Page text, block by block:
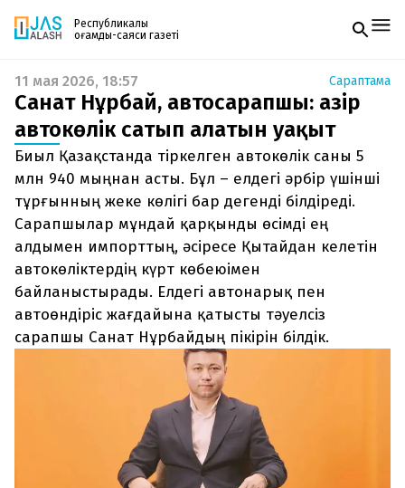
Республикалық
қоғамдық-саяси газеті
Жаңалықтар
Спорт
Live
Руханият
Аймақ
Архив
Заң және тәртіп
Редакциямен байланыс
+7 708 604 51 06
Жарнама бөлімі
+7 701 220 64 52
Пошта
zhasalash100@gmail.com
Газетке жазылу
PDF форматтағы газетті ай сайын электронды
поштаңызға алып отырыңыз. Жаңа нөмір
шыққан сәтте сізге бірден жіберіледі. Тек email
енгізіңіз, біз қалғанын өзіміз жібереміз.
11 мая 2026, 18:57 Сараптама
Санат Нұрбай, автосарапшы: Қазір
автокөлік сатып алатын уақыт
Биыл Қазақстанда тіркелген автокөлік саны 5
млн 940 мыңнан асты. Бұл – елдегі әрбір үшінші
тұрғынның жеке көлігі бар дегенді білдіреді.
Сарапшылар мұндай қарқынды өсімді ең
алдымен импорттың, әсіресе Қытайдан келетін
автокөліктердің күрт көбеюімен
байланыстырады. Елдегі автонарық пен
автоөндіріс жағдайына қатысты тәуелсіз
сарапшы Санат Нұрбайдың пікірін білдік.